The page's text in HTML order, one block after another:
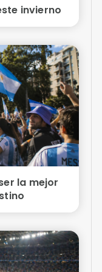
invierno
la mejor